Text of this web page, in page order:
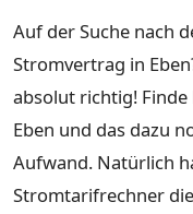
Auf der Suche nach
Stromvertrag in
absolut richtig!
Eben und das dazu
Aufwand. Natürlich
Stromtarifrechner